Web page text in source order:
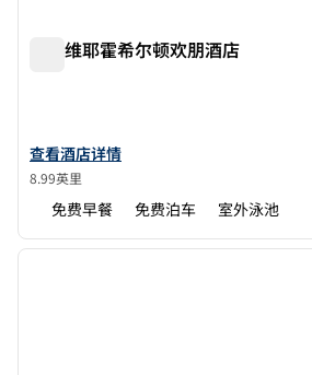
米申维耶霍希尔顿欢朋酒店
查看欢朋 Mission Viejo 的酒店详情
查看酒店详情
8.99英里
免费早餐 免费泊车 室外泳池
1/12